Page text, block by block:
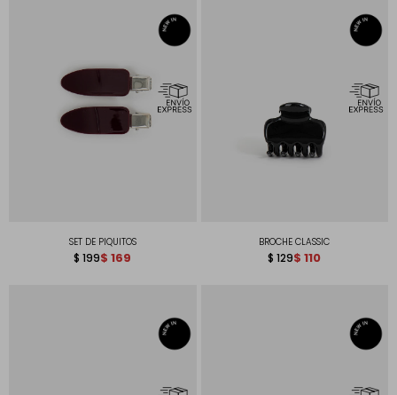
SET DE PIQUITOS
$ 199$ 169
BROCHE CLASSIC
$ 129$ 110